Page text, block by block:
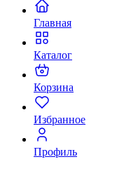
Главная
Каталог
Корзина
Избранное
Профиль